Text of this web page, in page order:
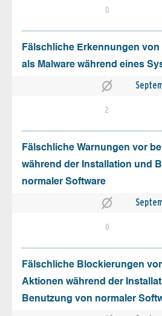
0
Fälschliche Erkennungen
als Malware während eines
2
Fälschliche Warnungen vor
während der Installation und
normaler Software
0
Fälschliche Blockierungen
Aktionen während der
Benutzung von normaler